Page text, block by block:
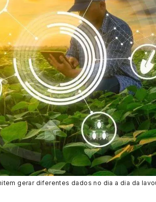
gerar diferentes dados no dia a dia da